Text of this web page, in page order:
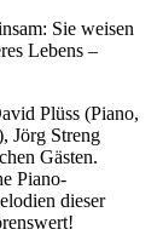
Sie weisen
Lebens –
Plüss (Piano,
Jörg Streng
Gästen.
Piano-
dieser